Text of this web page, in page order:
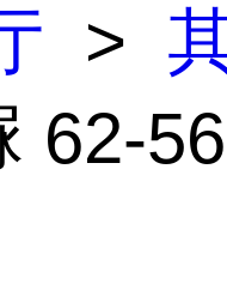
>
62-